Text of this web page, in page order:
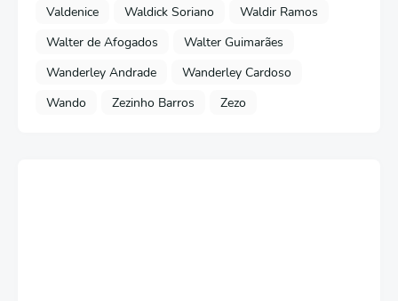
Valdenice
Waldick Soriano
Waldir Ramos
Walter de Afogados
Walter Guimarães
Wanderley Andrade
Wanderley Cardoso
Wando
Zezinho Barros Zezo